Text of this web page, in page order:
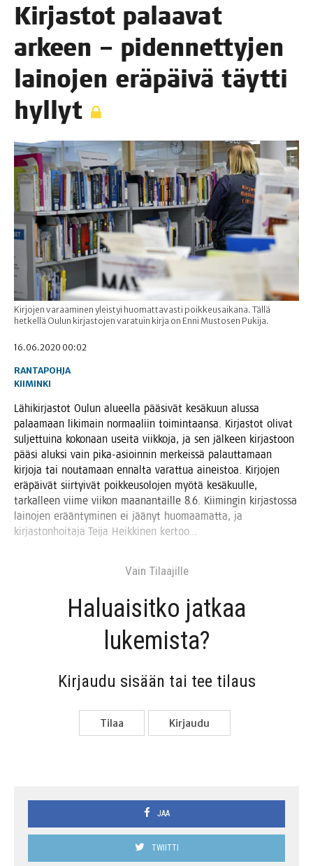
Kir­jas­tot palaa­vat
arkeen – piden­net­ty­jen
lai­no­jen erä­päi­vä täyt­ti
hyllyt
Kirjojen varaaminen yleistyi huomattavasti poikkeusaikana. Tällä
hetkellä Oulun kirjastojen varatuin kirja on Enni Mustosen Pukija.
16.06.2020 00:02
RANTAPOHJA
KIIMINKI
Lähi­kir­jas­tot Oulun alu­eel­la pää­si­vät kesä­kuun alus­sa
palaa­maan liki­main nor­maa­liin toi­min­taan­sa. Kir­jas­tot oli­vat
sul­jet­tui­na koko­naan usei­ta viik­ko­ja, ja sen jäl­keen kir­jas­toon
pää­si aluk­si vain pika-asioin­nin mer­keis­sä palaut­ta­maan
kir­jo­ja tai nou­ta­maan ennal­ta varat­tua aineis­toa. Kir­jo­jen
erä­päi­vät siir­tyi­vät poik­keus­o­lo­jen myö­tä kesä­kuul­le,
tar­kal­leen vii­me vii­kon maa­nan­tail­le 8.6. Kii­min­gin kir­jas­tos­sa
lai­no­jen erään­ty­mi­nen ei jää­nyt huo­maa­mat­ta, ja
kir­jas­ton­hoi­ta­ja Tei­ja Heik­ki­nen kertoo…
Vain Tilaa­jil­le
Haluai­sit­ko jat­kaa
lukemista?
Kir­jau­du sisään tai tee tilaus
Tilaa Kir­jau­du
JAA
TWIITTI